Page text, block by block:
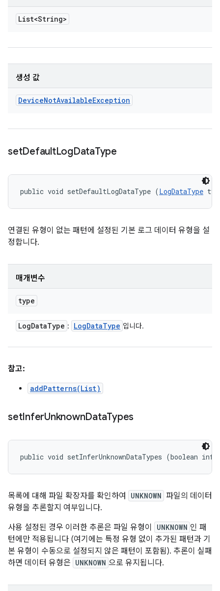
List<String>
생성 값
DeviceNotAvailableException
setDefaultLogDataType
public void setDefaultLogDataType (LogDataType
연결된 유형이 없는 패턴에 설정된 기본 로그 데이터 유형을 설
정합니다.
매개변수
type
LogDataType : LogDataType 입니다.
참고:
addPatterns(List)
setInferUnknownDataTypes
public void setInferUnknownDataTypes (boolean
목록에 대해 파일 확장자를 확인하여 UNKNOWN 파일의 데이터
유형을 추론할지 여부입니다.
사용 설정된 경우 이러한 추론은 파일 유형이
UNKNOWN 인 패
턴에만 적용됩니다 (여기에는 특정 유형 없이 추가된 패턴과 기
본 유형이 수동으로 설정되지 않은 패턴이 포함됨). 추론이 실패
하면 데이터 유형은 UNKNOWN 으로 유지됩니다.